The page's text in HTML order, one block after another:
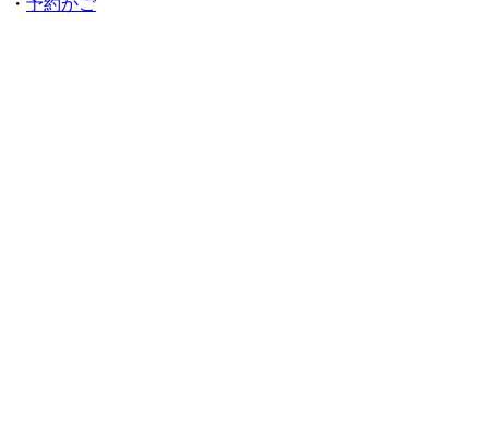
・ 予約かご